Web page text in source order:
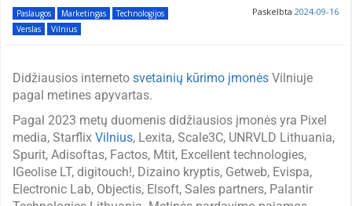
Paslaugos Marketingas
Technologijos
Verslas
Vilnius
Paskelbta 2024-09-16
Didžiausios interneto svetainių kūrimo įmonės Vilniuje
pagal metines apyvartas.
Pagal 2023 metų duomenis didžiausios įmonės yra Pixel
media, Starflix Vilnius, Lexita, Scale3C, UNRVLD Lithuania,
Spurit, Adisoftas, Factos, Mtit, Excellent technologies,
IGeolise LT, digitouch!, Dizaino kryptis, Getweb, Evispa,
Electronic Lab, Objectis, Elsoft, Sales partners, Palantir